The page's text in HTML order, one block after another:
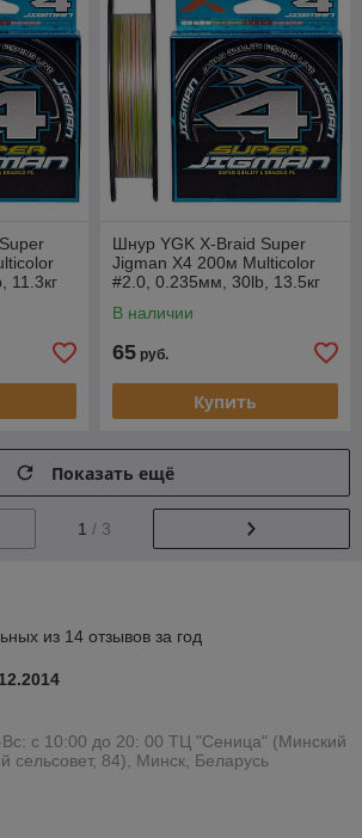
11.3кг
Шнур YGK X-Braid Super
Jigman X4 200м Multicolor
#2.0, 0.235мм, 30lb, 13.5кг
В наличии
65 руб.
Купить
Показать ещё
1 / 3
из 14 отзывов за год
с 10:00 до 20: 00 ТЦ "Сеница" (Минский
сельсовет, 84), Минск, Беларусь